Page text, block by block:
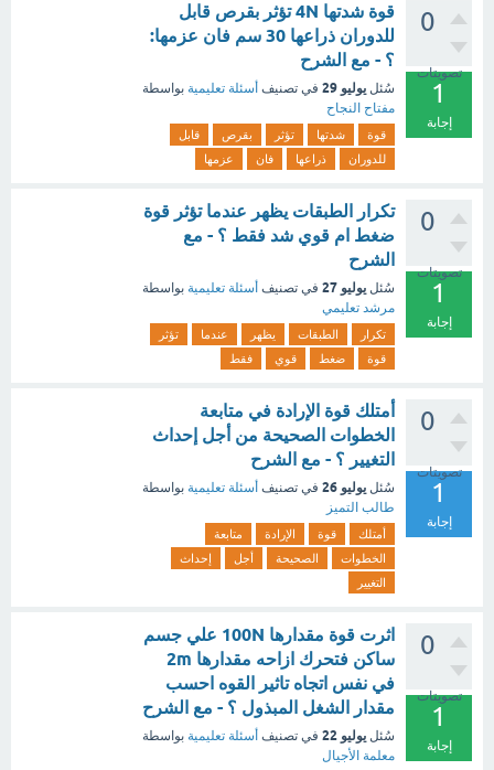
0
تصويتات
1
إجابة
قوة شدتها 4N تؤثر بقرص قابل
للدوران ذراعها 30 سم فان عزمها:
؟ - مع الشرح
سُئل يوليو 29 في تصنيف أسئلة تعليمية بواسطة
مفتاح النجاح
قوة شدتها تؤثر بقرص
قابل
للدوران
ذراعها فان عزمها
0
تصويتات
1
إجابة
تكرار الطبقات يظهر عندما تؤثر قوة
ضغط ام قوي شد فقط ؟ - مع
الشرح
سُئل يوليو 27 في تصنيف أسئلة تعليمية بواسطة
مرشد تعليمي
تكرار الطبقات يظهر عندما
تؤثر
قوة
ضغط قوي فقط
0
تصويتات
1
إجابة
أمتلك قوة الإرادة في متابعة
الخطوات الصحيحة من أجل إحداث
التغيير ؟ - مع الشرح
سُئل يوليو 26 في تصنيف أسئلة تعليمية بواسطة
طالب التميز
أمتلك قوة الإرادة
متابعة
الخطوات
الصحيحة أجل
إحداث
التغيير
0
تصويتات
1
إجابة
اثرت قوة مقدارها 100N علي جسم
ساكن فتحرك ازاحه مقدارها 2m
في نفس اتجاه تاثير القوه احسب
مقدار الشغل المبذول ؟ - مع الشرح
سُئل يوليو 22 في تصنيف أسئلة تعليمية بواسطة
معلمة الأجيال